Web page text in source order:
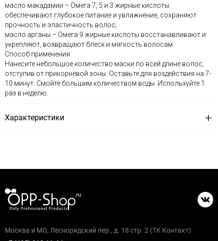
масло макадамии – Омега 7, 5 и 3 жирные кислоты
обеспечивают глубокое питание и увлажнение, сохраняют
прочность и эластичность волос;
масло арганы – Омега 9 жирные кислоты восстанавливают и
укрепляют, возвращают блеск и мягкость волосам.
Способ применения
Нанесите небольшое количество маски по всей длине волос,
отступив от прикорневой зоны. Оставьте для воздействия на 7-
10 минут. Смойте большим количеством воды. Используйте 1
раз в неделю.
Характеристики
Москва и МО, Леснорядский пер., д. 18 стр. 2 (ТК Контакт)